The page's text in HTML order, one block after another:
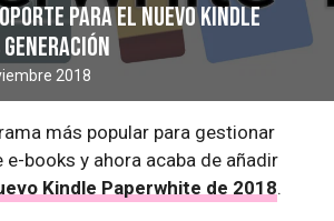
para el nuevo Kindle
2018
más popular para gestionar
e-books y ahora acaba de añadir
Kindle Paperwhite de 2018.